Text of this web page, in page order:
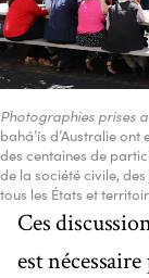
Photographies prises
bahá’ís d’Australie
des centaines de
de la société civile,
tous les États et
Ces
est